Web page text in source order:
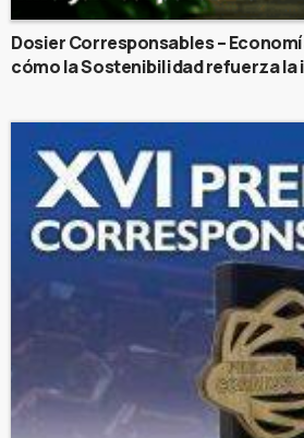
Dosier Corresponsables –
cómo la Sostenibilidad refuerza